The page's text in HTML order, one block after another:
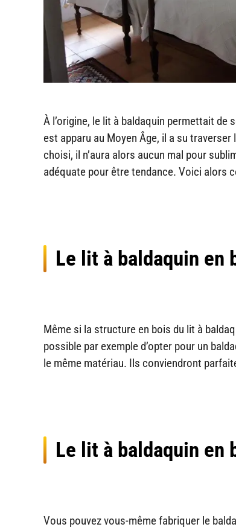
À l’origine, le lit à baldaquin permettait de
est apparu au Moyen Âge, il a su
choisi, il n’aura alors aucun mal pour
adéquate pour être tendance. Voici alors
Le lit à baldaquin en
Même si la structure en bois du lit à
possible par exemple d’opter pour un
le même matériau. Ils conviendront
Le lit à baldaquin en
Vous pouvez vous-même fabriquer le